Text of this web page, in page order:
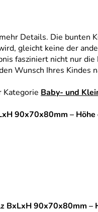
Details. Die bunten
gleicht keine der
fasziniert nicht nur
Wunsch Ihres Kindes
Kategorie Baby- und
90x70x80mm – Höhe
BxLxH 90x70x80mm –